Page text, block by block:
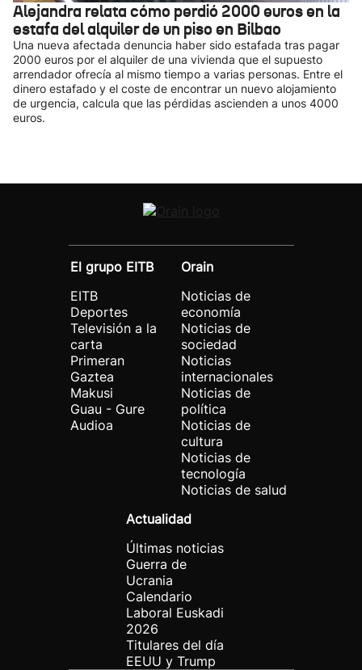
Alejandra relata cómo perdió 2000 euros en la
estafa del alquiler de un piso en Bilbao
Una nueva afectada denuncia haber sido estafada tras pagar
2000 euros por el alquiler de una vivienda que el supuesto
arrendador ofrecía al mismo tiempo a varias personas. Entre el
dinero estafado y el coste de encontrar un nuevo alojamiento
de urgencia, calcula que las pérdidas ascienden a unos 4000
euros.
El grupo EITB
EITB
Deportes
Televisión a la
carta
Primeran
Gaztea
Makusi
Guau - Gure
Audioa
Orain
Noticias de
economía
Noticias de
sociedad
Noticias
internacionales
Noticias de
política
Noticias de
cultura
Noticias de
tecnología
Noticias de salud
Actualidad
Últimas noticias
Guerra de
Ucrania
Calendario
Laboral Euskadi
2026
Titulares del día
EEUU y Trump